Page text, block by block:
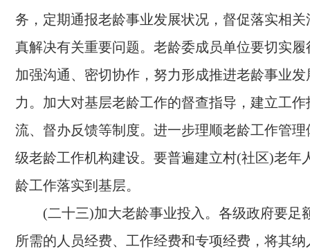
务，定期通报老龄事业发展状况，督促落实相
真解决有关重要问题。老龄委成员单位要切实
加强沟通、密切协作，努力形成推进老龄事业
力。加大对基层老龄工作的督查指导，建立工
流、督办反馈等制度。进一步理顺老龄工作管
级老龄工作机构建设。要普遍建立村(社区)老年
龄工作落实到基层。
(二十三)加大老龄事业投入。 各级政府要足
所需的人员经费、工作经费和专项经费，将其